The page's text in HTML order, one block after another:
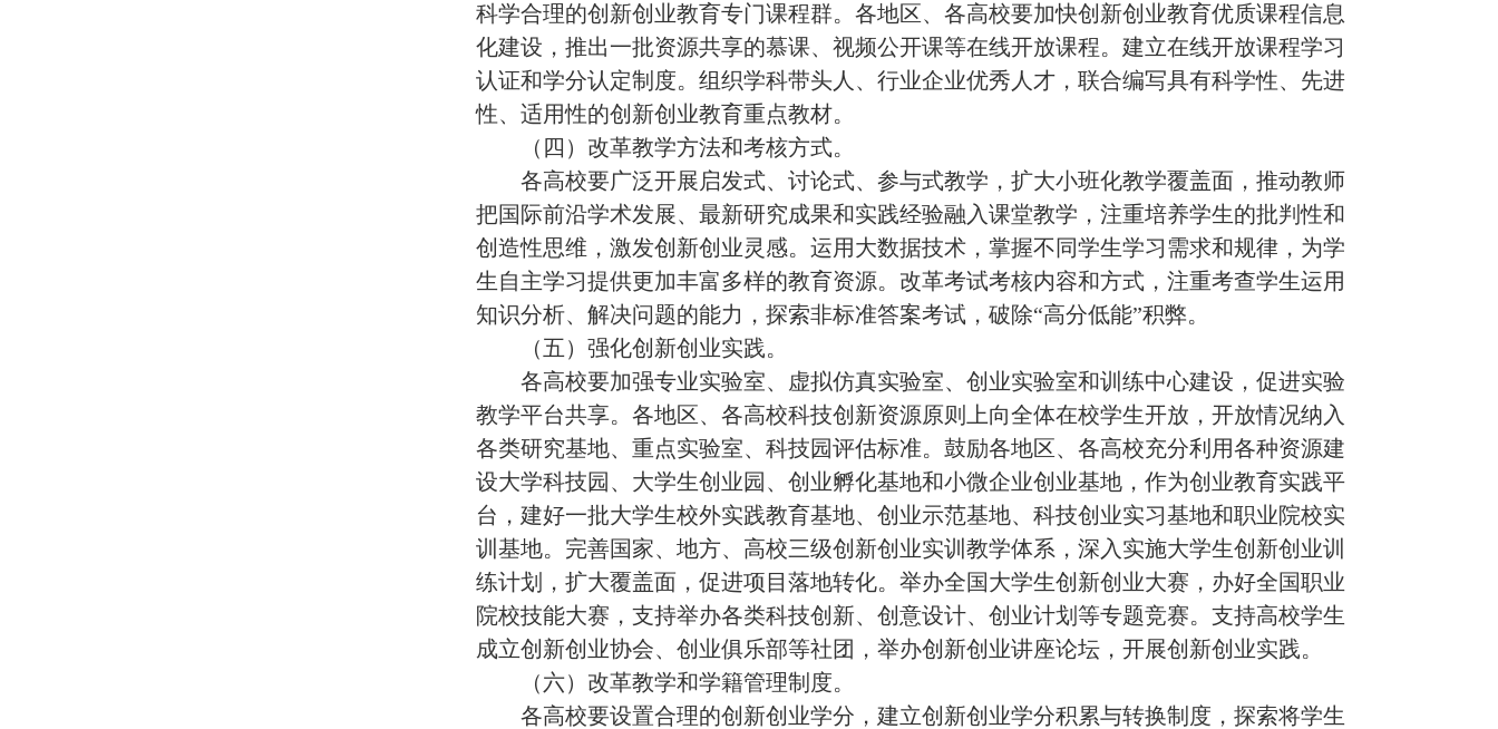
科学合理的创新创业教育专门课程群。各地区、各高校要加快创新创业教育优质课程信息
化建设，推出一批资源共享的慕课、视频公开课等在线开放课程。建立在线开放课程学习
认证和学分认定制度。组织学科带头人、行业企业优秀人才，联合编写具有科学性、先进
性、适用性的创新创业教育重点教材。
（四）改革教学方法和考核方式。
各高校要广泛开展启发式、讨论式、参与式教学，扩大小班化教学覆盖面，推动教师
把国际前沿学术发展、最新研究成果和实践经验融入课堂教学，注重培养学生的批判性和
创造性思维，激发创新创业灵感。运用大数据技术，掌握不同学生学习需求和规律，为学
生自主学习提供更加丰富多样的教育资源。改革考试考核内容和方式，注重考查学生运用
知识分析、解决问题的能力，探索非标准答案考试，破除“高分低能”积弊。
（五）强化创新创业实践。
各高校要加强专业实验室、虚拟仿真实验室、创业实验室和训练中心建设，促进实验
教学平台共享。各地区、各高校科技创新资源原则上向全体在校学生开放，开放情况纳入
各类研究基地、重点实验室、科技园评估标准。鼓励各地区、各高校充分利用各种资源建
设大学科技园、大学生创业园、创业孵化基地和小微企业创业基地，作为创业教育实践平
台，建好一批大学生校外实践教育基地、创业示范基地、科技创业实习基地和职业院校实
训基地。完善国家、地方、高校三级创新创业实训教学体系，深入实施大学生创新创业训
练计划，扩大覆盖面，促进项目落地转化。举办全国大学生创新创业大赛，办好全国职业
院校技能大赛，支持举办各类科技创新、创意设计、创业计划等专题竞赛。支持高校学生
成立创新创业协会、创业俱乐部等社团，举办创新创业讲座论坛，开展创新创业实践。
（六）改革教学和学籍管理制度。
各高校要设置合理的创新创业学分，建立创新创业学分积累与转换制度，探索将学生